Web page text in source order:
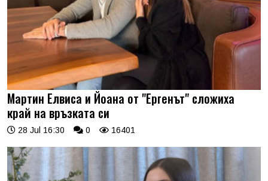
Мартин Елвиса и Йоана от "Ергенът" сложиха
край на връзката си
28 Jul 16:30 0 16401